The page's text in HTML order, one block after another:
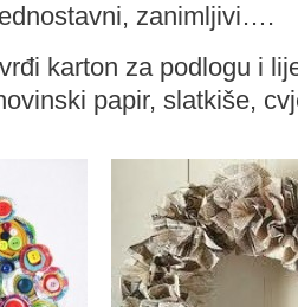
zanimljivi….
karton za podlogu i
papir, slatkiše,